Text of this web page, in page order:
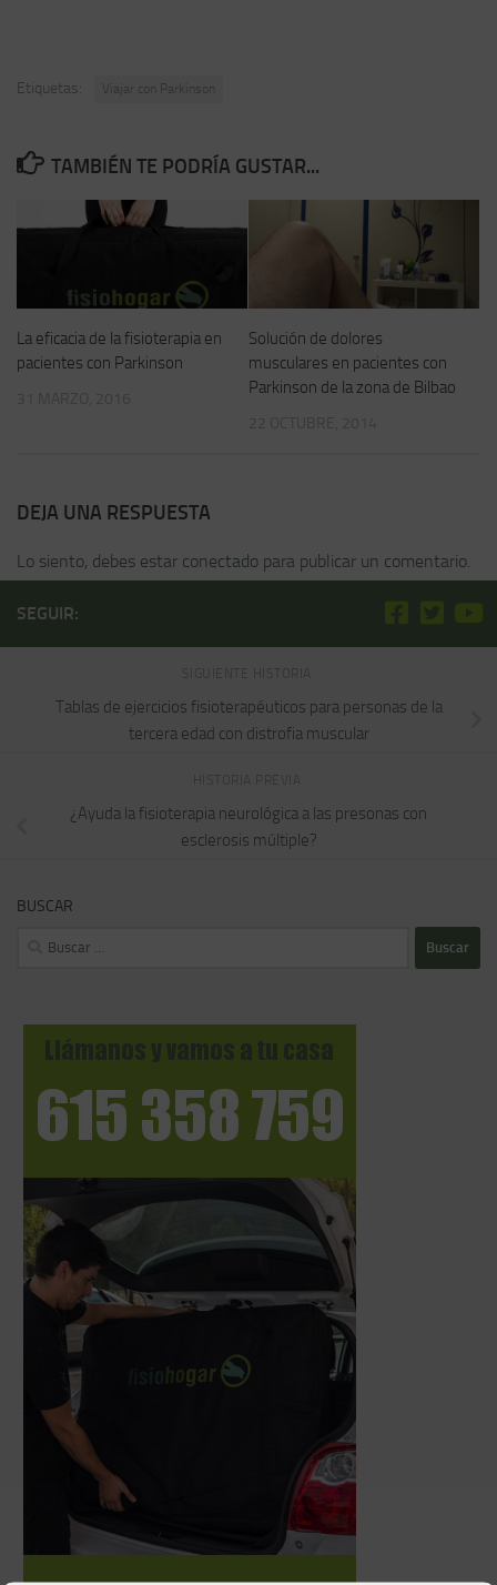
Etiquetas: Viajar con Parkinson
TAMBIÉN TE PODRÍA GUSTAR...
La eficacia de la fisioterapia en
pacientes con Parkinson
Solución de dolores
musculares en pacientes con
Parkinson de la zona de Bilbao
DEJA UNA RESPUESTA
Lo siento, debes estar conectado para publicar un comentario.
SEGUIR:
Tablas de ejercicios fisioterapéuticos para personas de la
tercera edad con distrofia muscular
¿Ayuda la fisioterapia neurológica a las presonas con
esclerosis múltiple?
BUSCAR
Buscar: